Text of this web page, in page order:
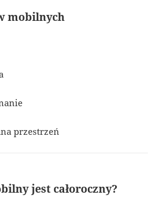
mobilnych
przestrzeń
jest całoroczny?